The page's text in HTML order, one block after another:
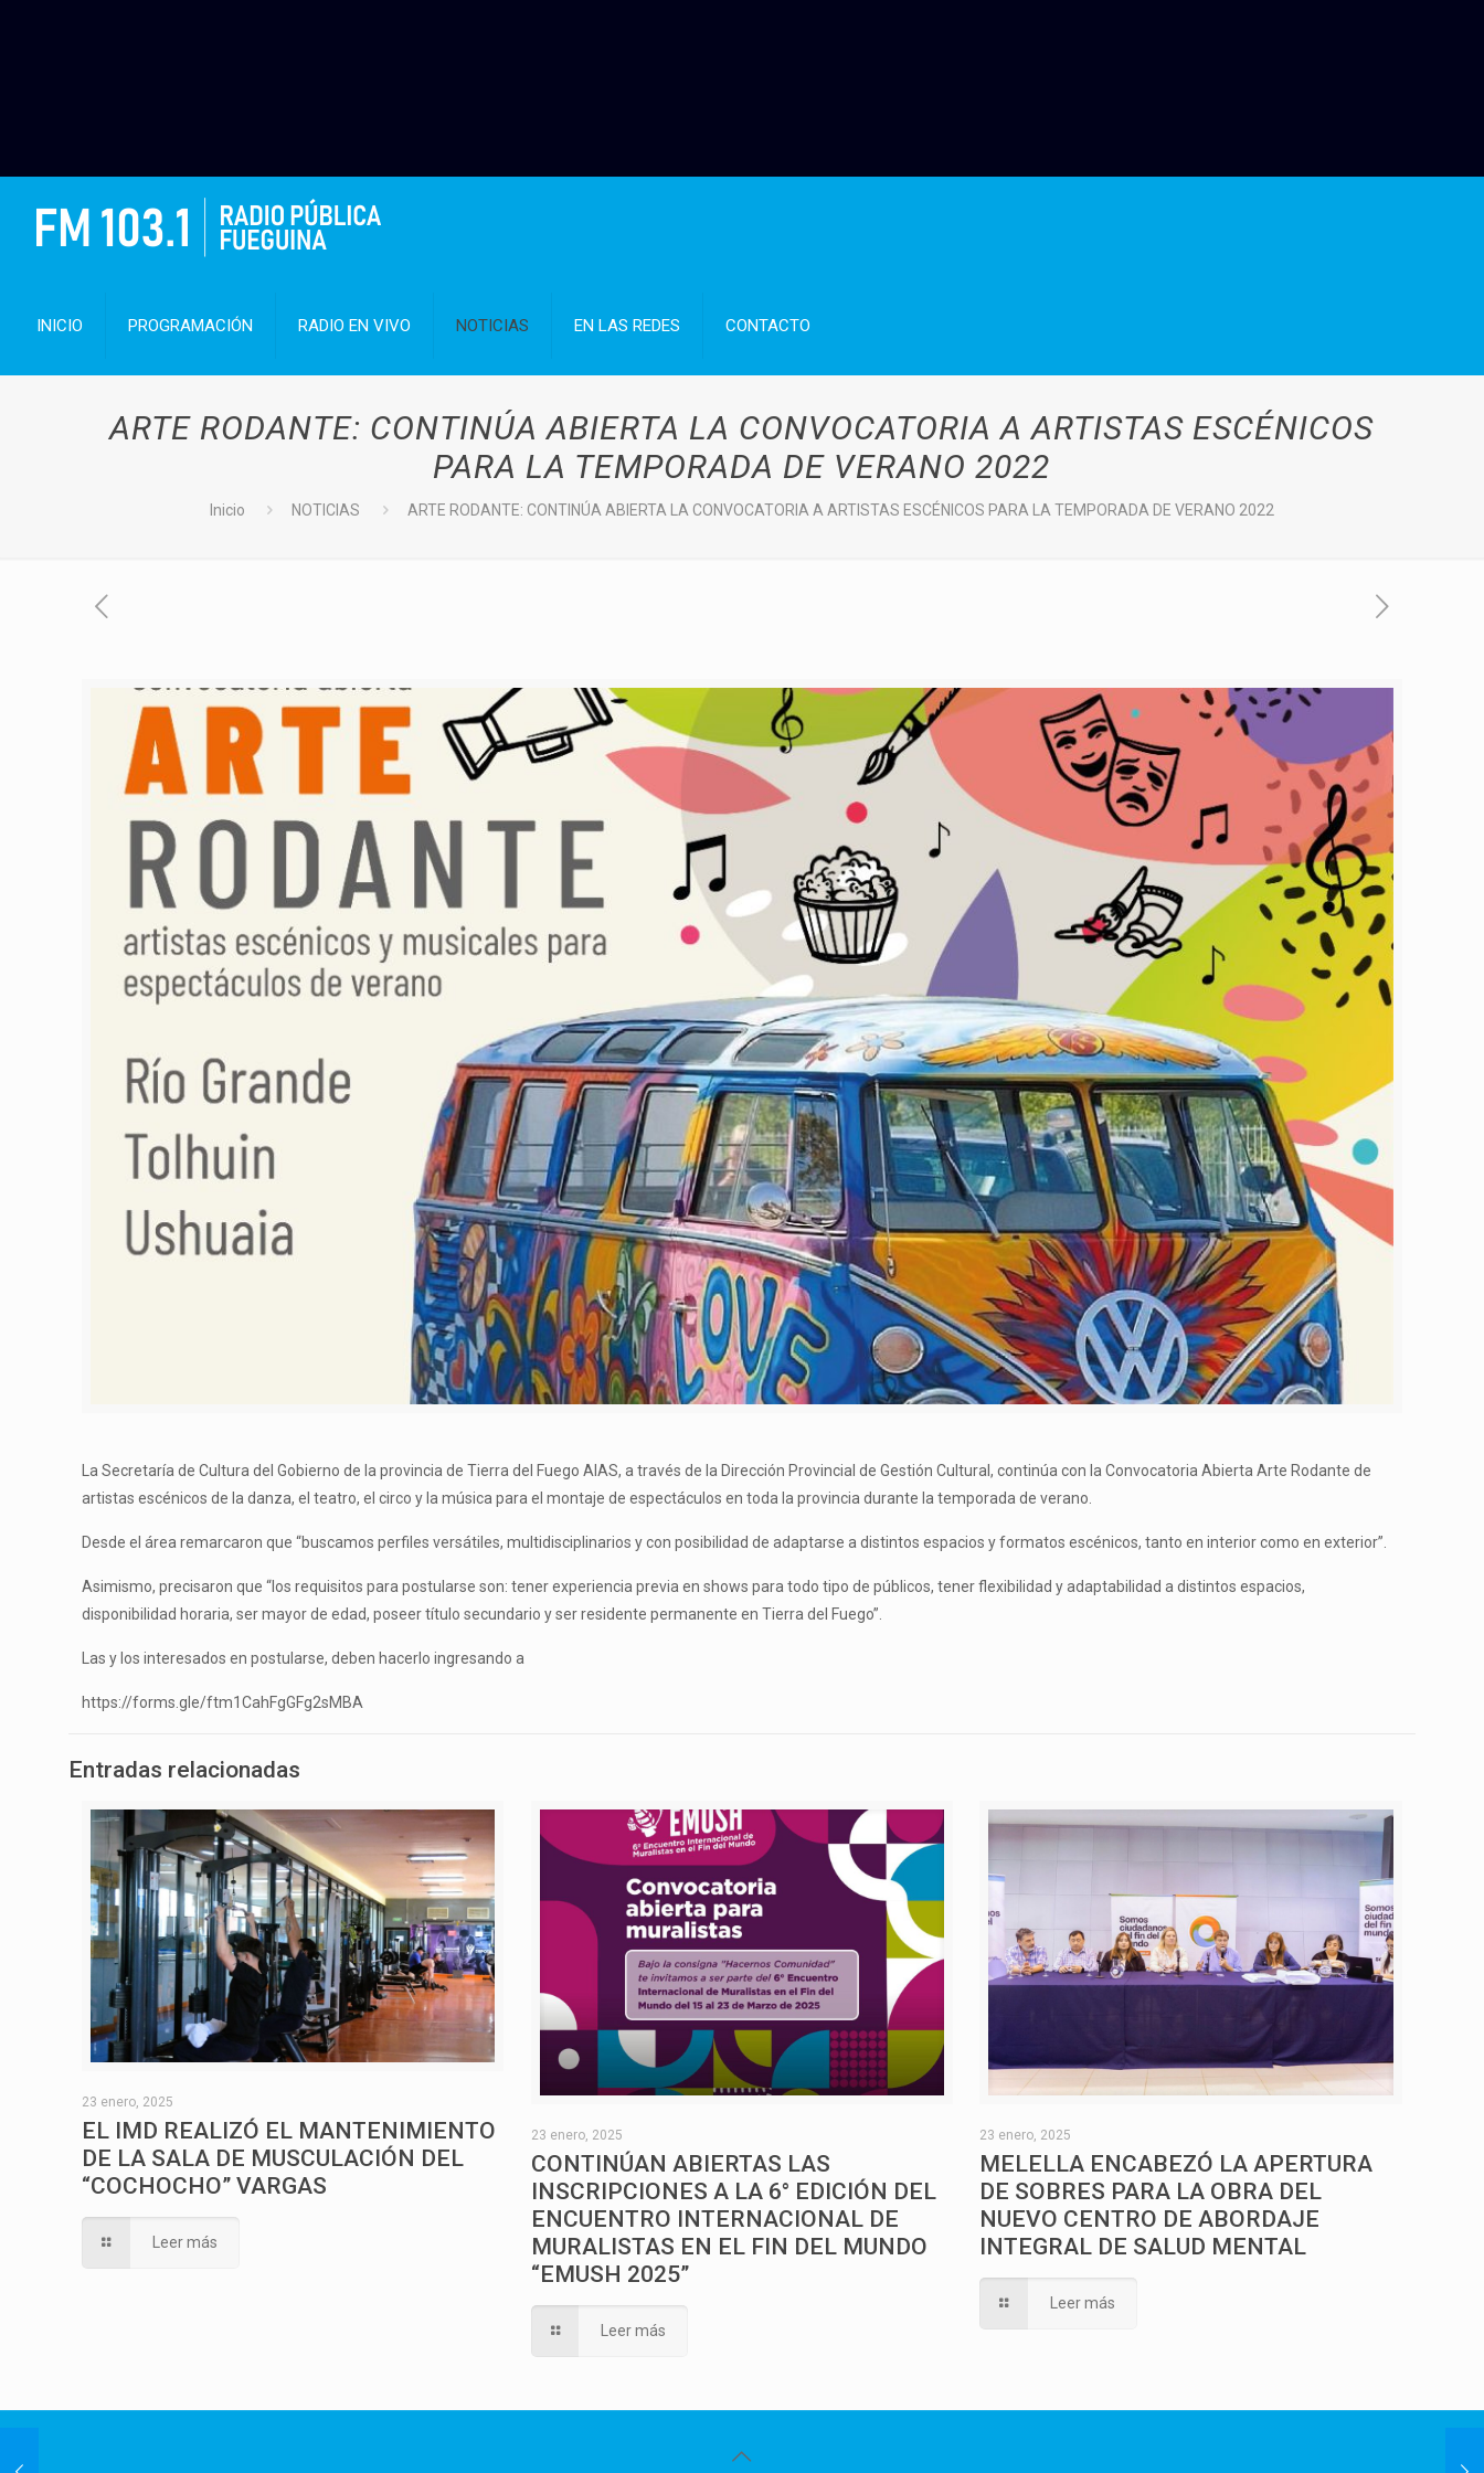
INICIO PROGRAMACIÓN RADIO EN VIVO NOTICIAS EN LAS REDES CONTACTO
ARTE RODANTE: CONTINÚA ABIERTA LA CONVOCATORIA A ARTISTAS ESCÉNICOS
PARA LA TEMPORADA DE VERANO 2022
Inicio NOTICIAS ARTE RODANTE: CONTINÚA ABIERTA LA CONVOCATORIA A ARTISTAS ESCÉNICOS PARA LA TEMPORADA DE VERANO 2022
La Secretaría de Cultura del Gobierno de la provincia de Tierra del Fuego AIAS, a través de la Dirección Provincial de Gestión Cultural, continúa con la Convocatoria Abierta Arte Rodante de
artistas escénicos de la danza, el teatro, el circo y la música para el montaje de espectáculos en toda la provincia durante la temporada de verano.
Desde el área remarcaron que “buscamos perfiles versátiles, multidisciplinarios y con posibilidad de adaptarse a distintos espacios y formatos escénicos, tanto en interior como en exterior”.
Asimismo, precisaron que “los requisitos para postularse son: tener experiencia previa en shows para todo tipo de públicos, tener flexibilidad y adaptabilidad a distintos espacios,
disponibilidad horaria, ser mayor de edad, poseer título secundario y ser residente permanente en Tierra del Fuego”.
Las y los interesados en postularse, deben hacerlo ingresando a
https://forms.gle/ftm1CahFgGFg2sMBA
Entradas relacionadas
23 enero, 2025
EL IMD REALIZÓ EL MANTENIMIENTO
DE LA SALA DE MUSCULACIÓN DEL
“COCHOCHO” VARGAS
Leer más
23 enero, 2025
CONTINÚAN ABIERTAS LAS
INSCRIPCIONES A LA 6° EDICIÓN DEL
ENCUENTRO INTERNACIONAL DE
MURALISTAS EN EL FIN DEL MUNDO
“EMUSH 2025”
Leer más
23 enero, 2025
MELELLA ENCABEZÓ LA APERTURA
DE SOBRES PARA LA OBRA DEL
NUEVO CENTRO DE ABORDAJE
INTEGRAL DE SALUD MENTAL
Leer más